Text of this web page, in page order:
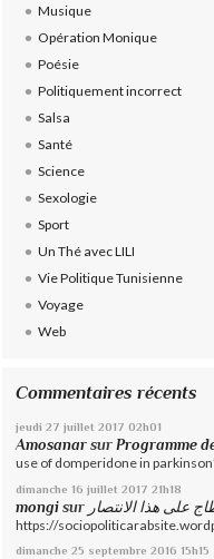
Musique
Opération Monique
Poésie
Politiquement incorrect
Salsa
Santé
Science
Sexologie
Sport
Un Thé avec LILI
Vie Politique Tunisienne
Voyage
Web
Commentaires récents
jeudi 27 juillet 2017 02h01
Amosanar surProgramme
use of domperidone in
dimanche 16 juillet 2017 21h18
mongi sur على هذا الانتصار
https://
dimanche 25 septembre 2016 15h15